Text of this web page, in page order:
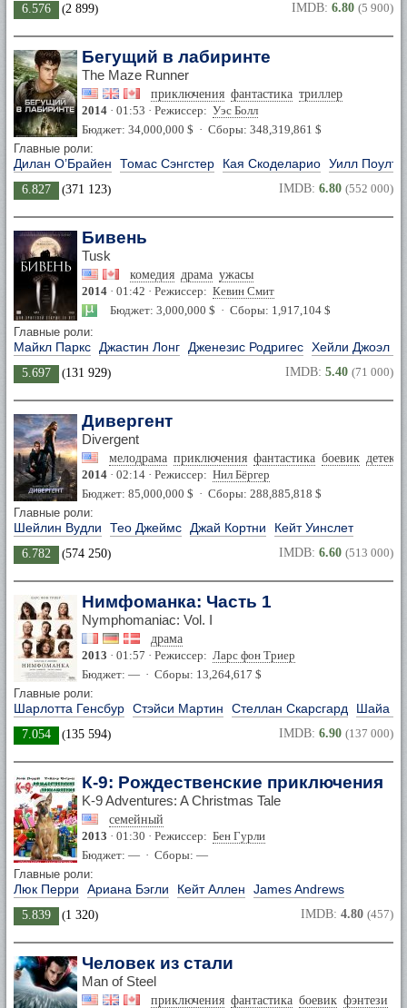
6.576 (2 899) IMDB: 6.80 (5 900)
Бегущий в лабиринте
The Maze Runner
приключения фантастика триллер
2014 · 01:53 · Режиссер: Уэс Болл
Бюджет: 34,000,000 $ · Сборы: 348,319,861 $
Главные роли:
Дилан О’Брайен Томас Сэнгстер Кая Скоделарио Уилл
6.827 (371 123) IMDB: 6.80 (552 000)
Бивень
Tusk
комедия драма ужасы
2014 · 01:42 · Режиссер: Кевин Смит
Бюджет: 3,000,000 $ · Сборы: 1,917,104 $
Главные роли:
Майкл Паркс Джастин Лонг Дженезис Родригес Хейли Джоэл
5.697 (131 929) IMDB: 5.40 (71 000)
Дивергент
Divergent
мелодрама приключения фантастика боевик
2014 · 02:14 · Режиссер: Нил Бёргер
Бюджет: 85,000,000 $ · Сборы: 288,885,818 $
Главные роли:
Шейлин Вудли Тео Джеймс Джай Кортни Кейт Уинслет
6.782 (574 250) IMDB: 6.60 (513 000)
Нимфоманка: Часть 1
Nymphomaniac: Vol. I
драма
2013 · 01:57 · Режиссер: Ларс фон Триер
Бюджет: — · Сборы: 13,264,617 $
Главные роли:
Шарлотта Генсбур Стэйси Мартин Стеллан Скарсгард Шайа
7.054 (135 594) IMDB: 6.90 (137 000)
К-9: Рождественские приключения
K-9 Adventures: A Christmas Tale
семейный
2013 · 01:30 · Режиссер: Бен Гурли
Бюджет: — · Сборы: —
Главные роли:
Люк Перри Ариана Бэгли Кейт Аллен James Andrews
5.839 (1 320) IMDB: 4.80 (457)
Человек из стали
Man of Steel
приключения фантастика боевик фэнтези